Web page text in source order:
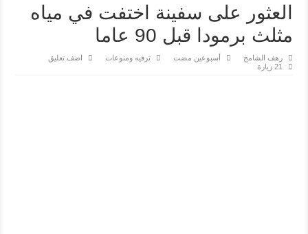
العثور على سفينة اختفت في مياه
مثلث برمودا قبل 90 عاما
رهف الشامخ ‏أسبوعين مضت ترفيه ومنوعات
اضف تعليق
21 زيارة